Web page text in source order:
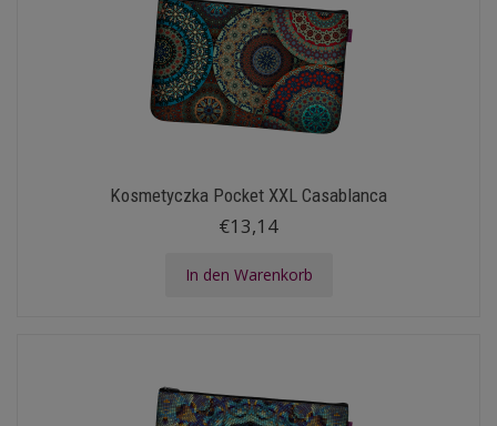
Kosmetyczka Pocket XXL Casablanca
€13,14
In den Warenkorb